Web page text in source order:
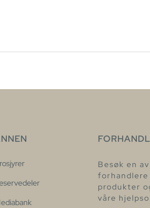
Besøk en
produkter
våre